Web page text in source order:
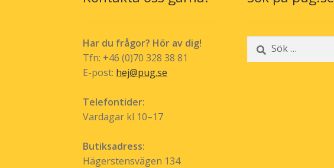
Har du frågor? Hör av dig!
Tfn: +46 (0)70 328 38 81
E-post: hej@pug.se
Telefontider:
Vardagar kl 10–17
Butiksadress:
Hägerstensvägen 134
Sök
efter: